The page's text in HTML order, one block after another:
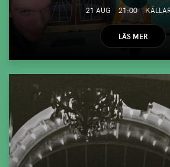
21 AUG 21:00
LÄS MER